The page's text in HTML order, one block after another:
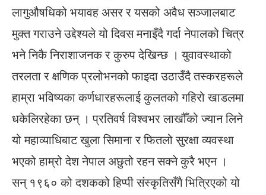
लागुऔषधिको भयावह असर र यसको अवैध सञ्जालबाट
मुक्त गराउने उद्देश्यले यो दिवस मनाइँदै गर्दा नेपालको चित्र
भने निकै निराशाजनक र कुरुप देखिन्छ । युवावस्थाको
तरलता र क्षणिक प्रलोभनको फाइदा उठाउँदै तस्करहरूले
हाम्रा भविष्यका कर्णधारहरूलाई कुलतको गहिरो खाडलमा
धकेलिरहेका छन् । प्रतिवर्ष विश्वभर लाखौँको ज्यान लिने
यो महाव्याधिबाट खुला सिमाना र फितलो सुरक्षा व्यवस्था
भएको हाम्रो देश नेपाल अछुतो रहन सक्ने कुरै भएन ।
सन् १९६० को दशकको हिप्पी संस्कृतिसँगै भित्रिएको यो